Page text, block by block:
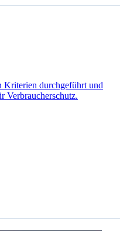
durchgeführt und
Verbraucherschutz.